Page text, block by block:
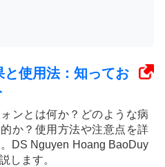
と使用法：知ってお
ンとは何か？どのような病
か？使用方法や注意点を詳
DS Nguyen Hoang BaoDuy
します。